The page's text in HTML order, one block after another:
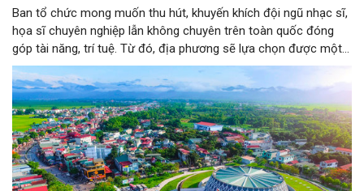
Ban tổ chức mong muốn thu hút, khuyến khích đội ngũ nhạc sĩ,
họa sĩ chuyên nghiệp lẫn không chuyên trên toàn quốc đóng
góp tài năng, trí tuệ. Từ đó, địa phương sẽ lựa chọn được một
biểu trưng chính thức cùng những ca khúc tiêu biểu mang tính
khái quát cao, phản ánh chân thực bản sắc độc đáo và dòng
chảy phát triển của phường.